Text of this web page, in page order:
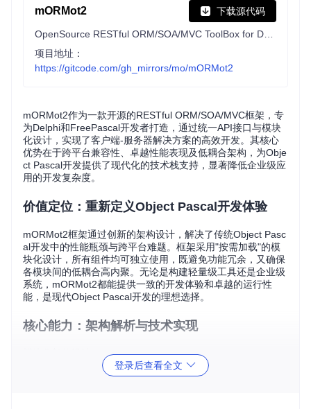
mORMot2 下载源代码
项目地址：
https://gitcode.com/gh_mirrors/mo/mORMot2
mORMot2作为一款开源的RESTful ORM/SOA/MVC框架，专
为Delphi和FreePascal开发者打造，通过统一API接口与模块
化设计，实现了客户端-服务器解决方案的高效开发。其核心
优势在于跨平台兼容性、卓越性能表现及低耦合架构，为Obje
ct Pascal开发提供了现代化的技术栈支持，显著降低企业级应
用的开发复杂度。
价值定位：重新定义Object Pascal开发体验
mORMot2框架通过创新的架构设计，解决了传统Object Pasc
al开发中的性能瓶颈与跨平台难题。框架采用"按需加载"的模
块化设计，所有组件均可独立使用，既避免功能冗余，又确保
各模块间的低耦合高内聚。无论是构建轻量级工具还是企业级
系统，mORMot2都能提供一致的开发体验和卓越的运行性
能，是现代Object Pascal开发的理想选择。
核心能力：架构解析与技术实现
mORMot2采用分层架构设计，核心功能分布在以下关键模块
登录后查看全文